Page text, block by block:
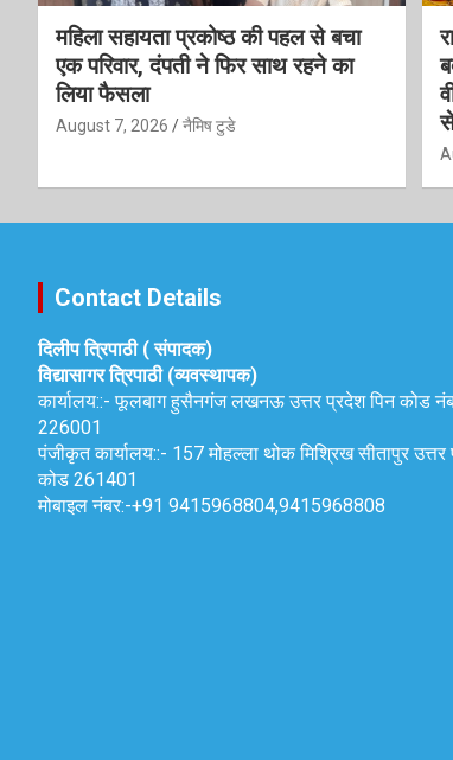
महिला सहायता प्रकोष्ठ की पहल से बचा
एक परिवार, दंपती ने फिर साथ रहने का
लिया फैसला
August 7, 2026 नैमिष टुडे
Contact Details
दिलीप त्रिपाठी ( संपादक)
विद्यासागर त्रिपाठी (व्यवस्थापक)
कार्यालय::-फूलबाग हुसैनगंज लखनऊ उत्तर प्रदेश पिन कोड
226001
पंजीकृत कार्यालय::- 157 मोहल्ला थोक मिश्रिख सीतापुर उत्तर
कोड 261401
मोबाइल नंबर:-+91 9415968804,9415968808